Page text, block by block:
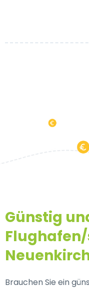
Günstig
Brauchen Sie ein